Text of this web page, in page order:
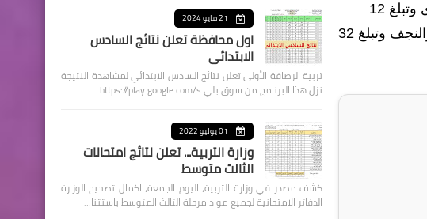
وتكون اعلى درجة حرارة مسجلة اليوم تبلغ 34 مئوية في ذي قار واقل حرارة صغرى ستكون في نينوى وتبلغ 12
مئوية، اما يوم غد فتنخفض الحرارة اكثر، وتكون اعلى درجة حرارة عظمى ستكون في ذي قار وبابل والنجف وتبلغ 32
21 مايو 2024
اول محافظة تعلن نتائج السادس
الابتدائي
تربية الرصافة الأولى تعلن نتائج السادس الابتدائي لمشاهدة النتيجة
نزل هذا البرنامج من سوق بلي https://play.google.com/s…
01 يوليو 2022
وزارة التربية... تعلن نتائج امتحانات
الثالث متوسط
كشف مصدر في وزارة التربية، اليوم الجمعة، اكمال تصحيح الوزارة
الدفاتر الامتحانية لجميع مواد مرحلة الثالث المتوسط باستثنا…